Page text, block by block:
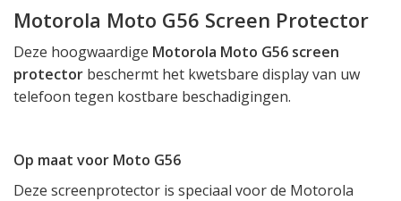
Motorola Moto G56 Screen Protector
Deze hoogwaardige Motorola Moto G56 screen
protector beschermt het kwetsbare display van uw
telefoon tegen kostbare beschadigingen.
Op maat voor Moto G56
Deze screenprotector is speciaal voor de Motorola